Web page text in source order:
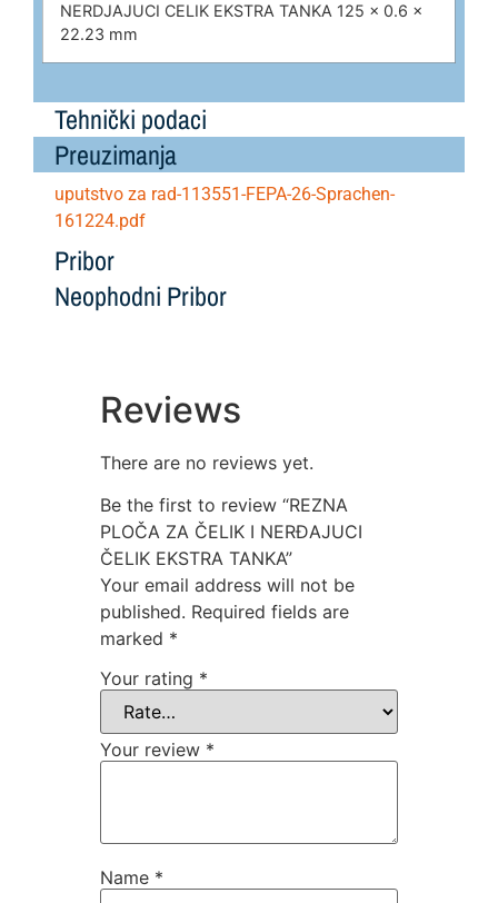
NERDJAJUCI CELIK EKSTRA TANKA 125 x 0.6 x
22.23 mm
Tehnički podaci
Preuzimanja
uputstvo za rad-113551-FEPA-26-Sprachen-
161224.pdf
Pribor
Neophodni Pribor
Reviews
There are no reviews yet.
Be the first to review “REZNA
PLOČA ZA ČELIK I NERĐAJUCI
ČELIK EKSTRA TANKA”
Your email address will not be
published. Required fields are
marked *
Your rating *
Your review *
Name *